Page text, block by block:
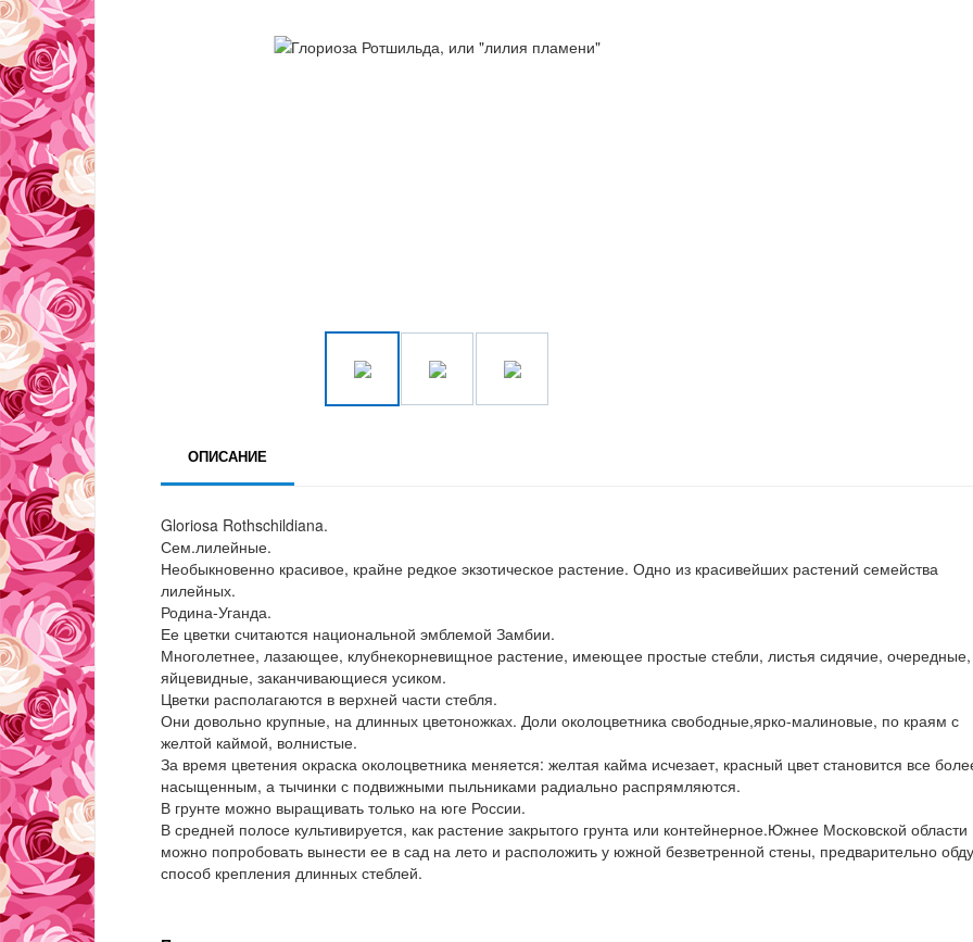
ОПИСАНИЕ
Gloriosa Rothschildiana.
Сем.лилейные.
Необыкновенно красивое, крайне редкое экзотическое растение. Одно из красивейших растений семейства
лилейных.
Родина-Уганда.
Ее цветки считаются национальной эмблемой Замбии.
Многолетнее, лазающее, клубнекорневищное растение, имеющее простые стебли, листья сидячие, очередные,
яйцевидные, заканчивающиеся усиком.
Цветки располагаются в верхней части стебля.
Они довольно крупные, на длинных цветоножках. Доли околоцветника свободные,ярко-малиновые, по краям с
желтой каймой, волнистые.
За время цветения окраска околоцветника меняется: желтая кайма исчезает, красный цвет становится все
насыщенным, а тычинки с подвижными пыльниками радиально распрямляются.
В грунте можно выращивать только на юге России.
В средней полосе культивируется, как растение закрытого грунта или контейнерное.Южнее Московской области
можно попробовать вынести ее в сад на лето и расположить у южной безветренной стены, предварительно
способ крепления длинных стеблей.